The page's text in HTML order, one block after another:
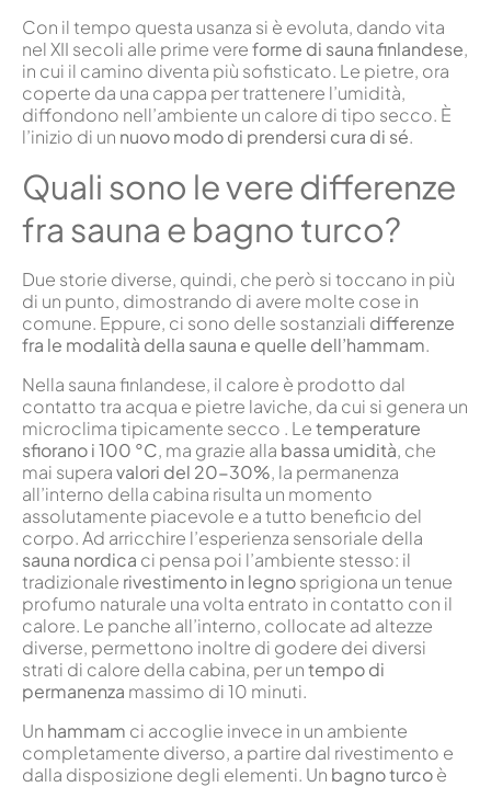
Con il tempo questa usanza si è evoluta, dando vita
nel XII secoli alle prime vereforme di sauna finlandese,
in cui il camino diventa più sofisticato. Le pietre, ora
coperte da una cappa per trattenere l’umidità,
diffondono nell’ambiente un calore di tipo secco. È
l’inizio di un nuovo modo di prendersi cura di sé.
Quali sono le vere differenze
fra sauna e bagno turco?
Due storie diverse, quindi, che però si toccano in più
di un punto, dimostrando di avere molte cose in
comune. Eppure, ci sono delle sostanziali differenze
fra le modalità della sauna e quelle dell’hammam.
Nella sauna finlandese, il calore è prodotto dal
contatto tra acqua e pietre laviche, da cui si genera un
microclima tipicamente secco . Letemperature
sfiorano i 100 °C, ma grazie alla bassa umidità, che
mai superavalori del 20-30%, la permanenza
all’interno della cabina risulta un momento
assolutamente piacevole e a tutto beneficio del
corpo. Ad arricchire l’esperienza sensoriale della
sauna nordica ci pensa poi l’ambiente stesso: il
tradizionale rivestimento in legnosprigiona un tenue
profumo naturale una volta entrato in contatto con il
calore. Le panche all’interno, collocate ad altezze
diverse, permettono inoltre di godere dei diversi
strati di calore della cabina, per untempo di
permanenza massimo di 10 minuti.
Un hammam ci accoglie invece in un ambiente
completamente diverso, a partire dal rivestimento e
dalla disposizione degli elementi. Un bagno turcoè